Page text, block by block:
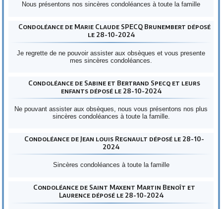
Nous présentons nos sincères condoléances à toute la famille
Condoléance de Marie Claude SPECQ Brunembert déposé
le 28-10-2024
Je regrette de ne pouvoir assister aux obsèques et vous presente
mes sincères condoléances.
Condoléance de Sabine et Bertrand Specq et leurs
enfants déposé le 28-10-2024
Ne pouvant assister aux obsèques, nous vous présentons nos plus
sincères condoléances à toute la famille.
Condoléance de Jean louis Regnault déposé le 28-10-
2024
Sincères condoléances à toute la famille
Condoléance de Saint Maxent Martin Benoît et
Laurence déposé le 28-10-2024